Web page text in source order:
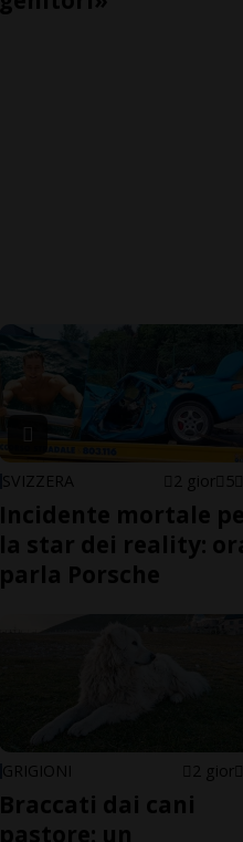
SVIZZERA 2 gior 5
Incidente mortale
la star dei reality:
parla Porsche
GRIGIONI 2 gior
Braccati dai cani
pastore: un